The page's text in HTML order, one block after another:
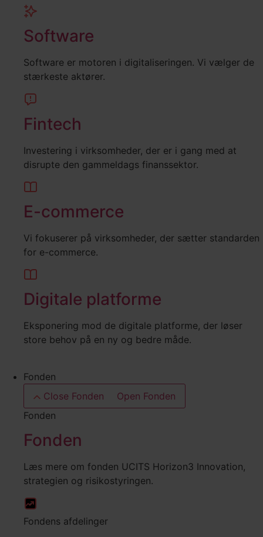
Software
Software er motoren i digitaliseringen. Vi vælger de
stærkeste aktører.
Fintech
Investering i virksomheder, der er i gang med at
disrupte den gammeldags finanssektor.
E-commerce
Vi fokuserer på virksomheder, der sætter standarden
for e-commerce.
Digitale platforme
Eksponering mod de digitale platforme, der løser
store behov på en ny og bedre måde.
Fonden
Close Fonden
Open Fonden
Fonden
Fonden
Læs mere om fonden UCITS Horizon3 Innovation,
strategien og risikostyringen.
Fondens afdelinger